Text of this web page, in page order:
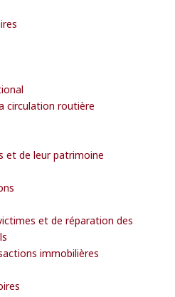
circulation routière
et de leur patrimoine
et de réparation des
immobilières